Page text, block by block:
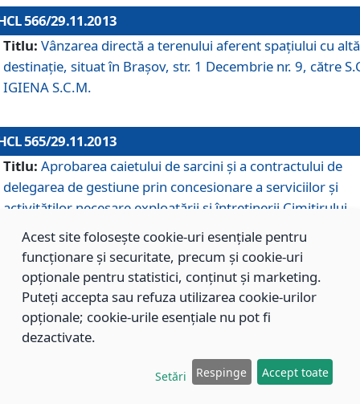
566/29.11.2013
Titlu: Vânzarea directă a terenului aferent spaţiului cu altă
destinaţie, situat în Braşov, str. 1 Decembrie nr. 9, către
IGIENA S.C.M.
565/29.11.2013
Titlu: Aprobarea caietului de sarcini şi a contractului de
delegarea de gestiune prin concesionare a serviciilor şi
activităţilor necesare exploatării şi întreţinerii Cimitirului
Municipal Braşov situat în str. Dimitrie Anghel nr. 19.
564/29.11.2013
Titlu: Completarea şi modificarea H.C.L. nr. 446/2013,
care s-a aprobat studiul de fundamentare pentru
Acest site folosește cookie-uri esențiale pentru
funcționare și securitate, precum și cookie-uri
opționale pentru statistici, conținut și marketing.
Puteți accepta sau refuza utilizarea cookie-urilor
opționale; cookie-urile esențiale nu pot fi
dezactivate.
Setări Respinge Accept toate